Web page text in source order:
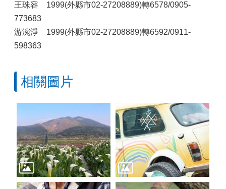
王珠容 1999(外縣市02-27208889)轉6578/0905-
773683
游涴淨 1999(外縣市02-27208889)轉6592/0911-
598363
相關圖片